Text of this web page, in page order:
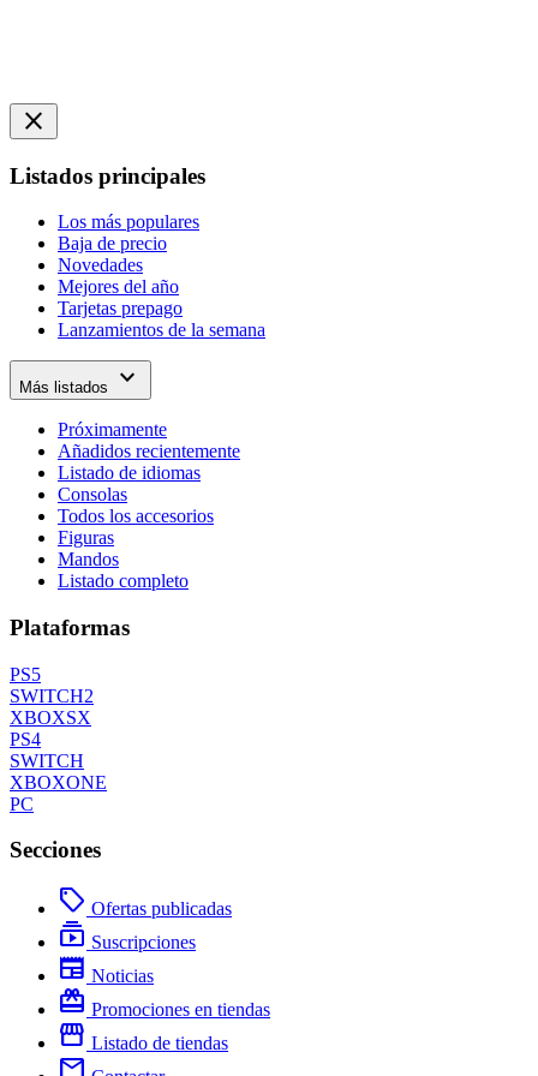
close
Listados principales
Los más populares
Baja de precio
Novedades
Mejores del año
Tarjetas prepago
Lanzamientos de la semana
Más listados expand_more
Próximamente
Añadidos recientemente
Listado de idiomas
Consolas
Todos los accesorios
Figuras
Mandos
Listado completo
Plataformas
PS5
SWITCH2
XBOXSX
PS4
SWITCH
XBOXONE
PC
Secciones
local_offer Ofertas publicadas
subscriptions Suscripciones
newspaper Noticias
redeem Promociones en tiendas
storefront Listado de tiendas
mail